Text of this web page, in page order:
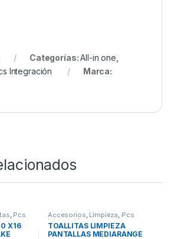
Categorías:All-in one
Integración
Marca:
, Pcs
X16
Accesorios, Limpieza, Pcs
Integración
TOALLITAS LIMPIEZA
PANTALLAS MEDIARANGE